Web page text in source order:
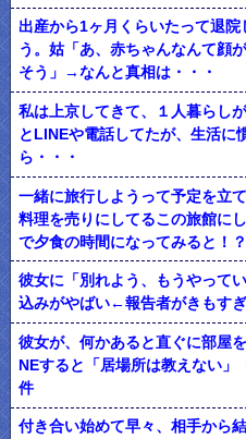
出産から1ヶ月くらいたって退
う。姑「あ、赤ちゃんなんて顔
そう」→なんと真相は・・・
私は上京してきて、１人暮らし
とLINEや電話してたが、生活に
ら・・・
一緒に旅行しようって予定を立
料理を売りにしてるこの旅館に
で夕食の時間になってみると！？
彼女に「別れよう、もうやって
込みがやばい←報告者がきもす
彼女が、何かあると直ぐに部屋
NEすると「居場所は教えない
件
付き合い始めて早々、相手から